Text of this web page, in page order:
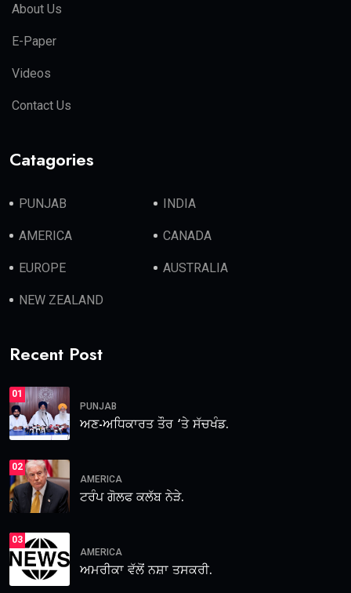
About Us
E-Paper
Videos
Contact Us
Catagories
PUNJAB INDIA
AMERICA CANADA
EUROPE AUSTRALIA
NEW ZEALAND
Recent Post
01
PUNJAB
ਅਣ-ਅਧਿਕਾਰਤ ਤੌਰ ‘ਤੇ ਸੱਚਖੰਡ.
02
AMERICA
ਟਰੰਪ ਗੋਲਫ ਕਲੱਬ ਨੇੜੇ.
03
AMERICA
ਅਮਰੀਕਾ ਵੱਲੋਂ ਨਸ਼ਾ ਤਸਕਰੀ.